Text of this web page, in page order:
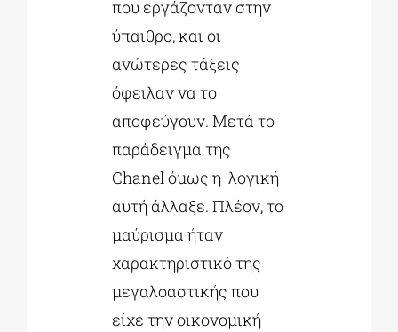
που εργάζονταν στην
ύπαιθρο, και οι
ανώτερες τάξεις
όφειλαν να το
αποφεύγουν. Μετά το
παράδειγμα της
Chanel όμως η λογική
αυτή άλλαξε. Πλέον, το
μαύρισμα ήταν
χαρακτηριστικό της
μεγαλοαστικής που
είχε την οικονομική